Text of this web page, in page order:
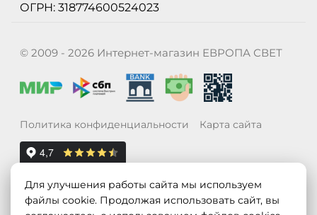
ОГРН: 318774600524023
© 2009 - 2026 Интернет-магазин ЕВРОПА СВЕТ
Политика конфиденциальности Карта сайта
Для улучшения работы сайта мы используем
файлы cookie. Продолжая использовать сайт, вы